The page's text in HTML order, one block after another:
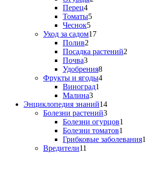
Перец4
Томаты5
Чеснок5
Уход за садом17
Полив2
Посадка растений2
Почва3
Удобрения8
Фрукты и ягоды4
Виноград1
Малина3
Энциклопедия знаний14
Болезни растений3
Болезни огурцов1
Болезни томатов1
Грибковые заболевания1
Вредители11